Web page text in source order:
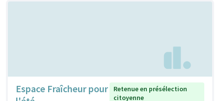
Espace Fraîcheur pour
Retenue en présélection
citoyenne